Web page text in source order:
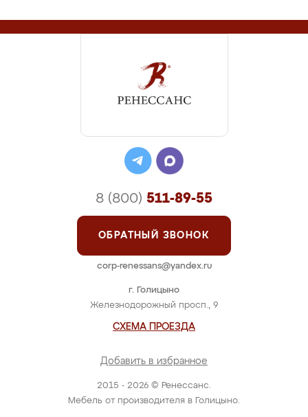
2015 - 2026 © Ренессанс.
Мебель от производителя в Голицыно.
г. Голицыно
Железнодорожный просп., 9
СХЕМА ПРОЕЗДА
Добавить в избранное
8 (800) 511-89-55
ОБРАТНЫЙ ЗВОНОК
corp-renessans@yandex.ru